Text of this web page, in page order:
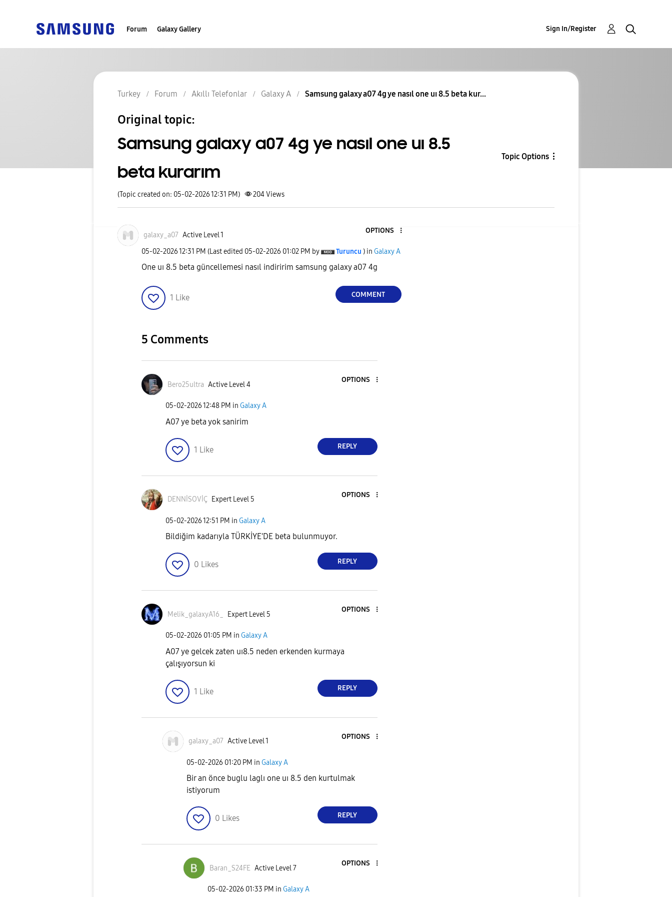
Forum Galaxy Gallery Sign In/Register
Turkey Forum Akıllı Telefonlar Galaxy A Samsung galaxy a07 4g ye nasıl one uı 8.5 beta kur...
Original topic:
Samsung galaxy a07 4g ye nasıl one uı 8.5
beta kurarım
Topic Options
(Topic created on: 05-02-2026 12:31 PM) 204Views
galaxy_a07 Active Level 1
OPTIONS
‎05-02-202612:31 PM (Last edited ‎05-02-2026 01:02 PM by Turuncu ) in Galaxy A
One uı 8.5 beta güncellemesi nasıl indiririm samsung galaxy a07 4g
1 Like COMMENT
5 Comments
Bero25ultra Active Level 4
OPTIONS
‎05-02-202612:48 PM in Galaxy A
A07 ye beta yok sanirim
1 Like REPLY
DENNİSOVİÇ Expert Level 5
OPTIONS
‎05-02-202612:51 PM in Galaxy A
Bildiğim kadarıyla TÜRKİYE'DE beta bulunmuyor.
0 Likes REPLY
Melik_galaxyA16 Expert Level 5
OPTIONS
‎05-02-2026 01:05 PM in Galaxy A
A07 ye gelcek zaten uı8.5 neden erkenden kurmaya
çalışıyorsun ki
1 Like REPLY
galaxy_a07 Active Level 1
OPTIONS
‎05-02-2026 01:20 PM in Galaxy A
Bir an önce buglu laglı one uı 8.5 den kurtulmak
istiyorum
0 Likes REPLY
Baran_S24FE Active Level 7
OPTIONS
‎05-02-2026 01:33 PM in Galaxy A